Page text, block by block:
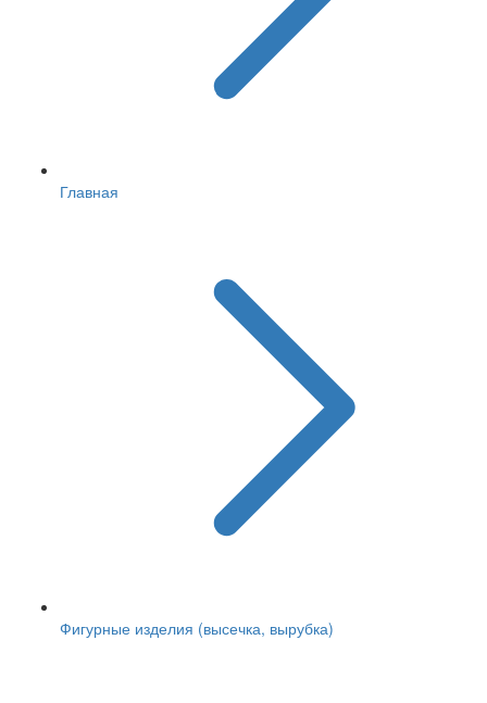
Главная
Фигурные изделия (высечка, вырубка)